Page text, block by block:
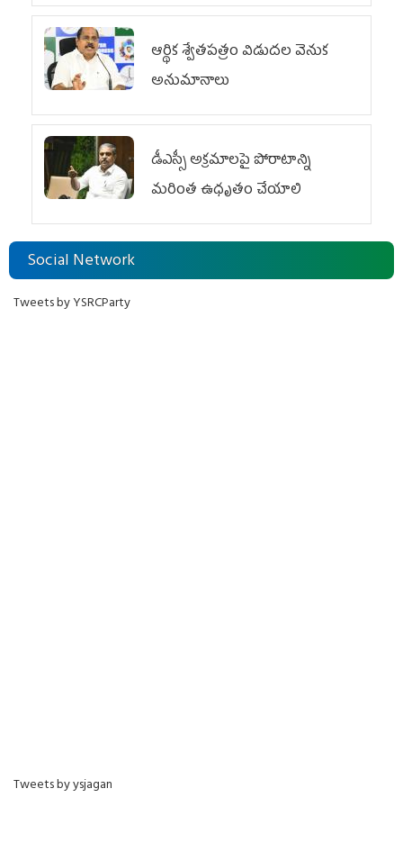
ఆర్థిక శ్వేతపత్రం విడుదల వెనుక
అనుమానాలు
డీఎస్సీ అక్రమాలపై పోరాటాన్ని
మరింత ఉధృతం చేయాలి
Social Network
Tweets by YSRCParty
Tweets by ysjagan